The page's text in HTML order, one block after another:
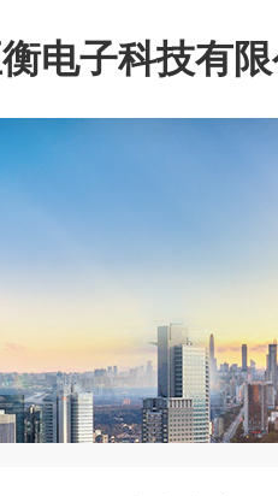
电子科技有